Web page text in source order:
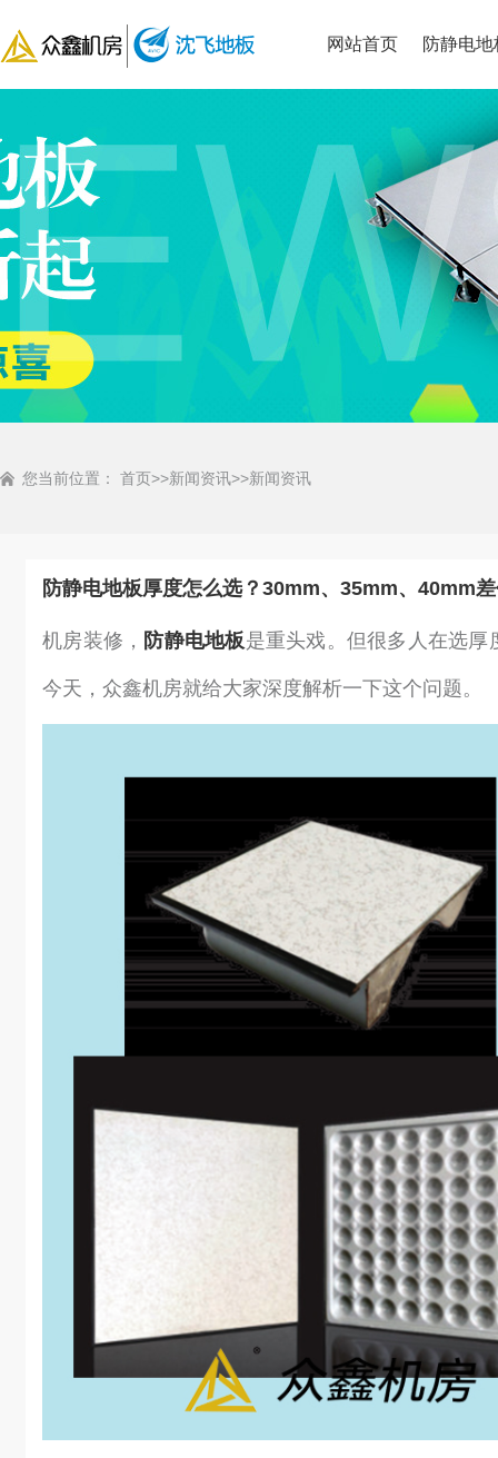
网站首页 防静电地
您当前位置： 首页>>新闻资讯>>新闻资讯
防静电地板厚度怎么选？30mm、35mm、40mm
机房装修， 防静电地板是重头戏。但很多人在选厚
今天，众鑫机房就给大家深度解析一下这个问题。